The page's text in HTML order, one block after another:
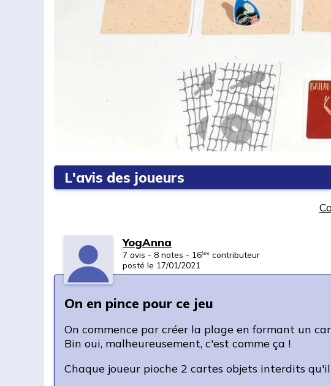
L'avis des joueurs
YogAnna
7 avis - 8 notes - 16ème contributeur
posté le 17/01/2021
On en pince pour ce jeu
On commence par créer la plage en formant un
Bin oui, malheureusement, c'est comme ça !
Chaque joueur pioche 2 cartes objets interdits